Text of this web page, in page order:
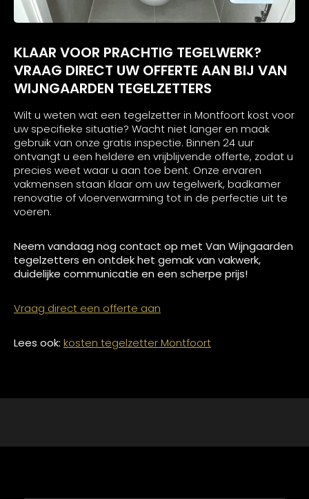
KLAAR VOOR PRACHTIG TEGELWERK?
VRAAG DIRECT UW OFFERTE AAN BIJ VAN
WIJNGAARDEN TEGELZETTERS
Wilt u weten wat een tegelzetter in Montfoort kost voor
uw specifieke situatie? Wacht niet langer en maak
gebruik van onze gratis inspectie. Binnen 24 uur
ontvangt u een heldere en vrijblijvende offerte, zodat u
precies weet waar u aan toe bent. Onze ervaren
vakmensen staan klaar om uw tegelwerk, badkamer
renovatie of vloerverwarming tot in de perfectie uit te
voeren.
Neem vandaag nog contact op met Van Wijngaarden
tegelzetters en ontdek het gemak van vakwerk,
duidelijke communicatie en een scherpe prijs!
Vraag direct een offerte aan
Lees ook: kosten tegelzetter Montfoort